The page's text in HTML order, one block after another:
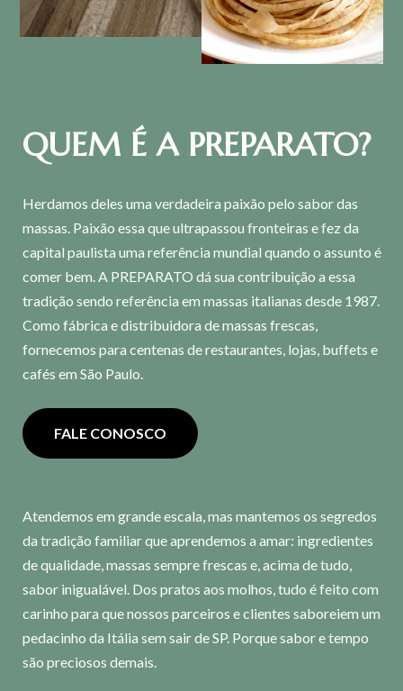
QUEM É A PREPARATO?
Herdamos deles uma verdadeira paixão pelo sabor das
massas. Paixão essa que ultrapassou fronteiras e fez da
capital paulista uma referência mundial quando o assunto é
comer bem. A PREPARATO dá sua contribuição a essa
tradição sendo referência em massas italianas desde 1987.
Como fábrica e distribuidora de massas frescas,
fornecemos para centenas de restaurantes, lojas, buffets e
cafés em São Paulo.
FALE CONOSCO
Atendemos em grande escala, mas mantemos os segredos
da tradição familiar que aprendemos a amar: ingredientes
de qualidade, massas sempre frescas e, acima de tudo,
sabor inigualável. Dos pratos aos molhos, tudo é feito com
carinho para que nossos parceiros e clientes saboreiem um
pedacinho da Itália sem sair de SP. Porque sabor e tempo
são preciosos demais.